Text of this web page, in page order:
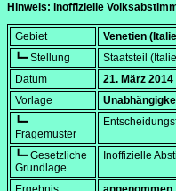
Hinweis: inoffizielle
Gebiet
Venetien
┗━ Stellung
Staatsteil
Datum
21. März 2014
Vorlage
┗━
Fragemuster
┗━ Gesetzliche
Grundlage
Inoffizielle